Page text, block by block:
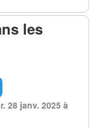
les
28 janv. 2025 à